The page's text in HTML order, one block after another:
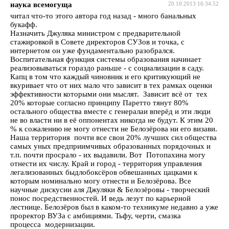
20.10.2013 16:34:52
наука всемогуща
читал что-то этого автора год назад - много банальных
букафф.
Назначить Джуляка министром с предварительной
стажировкой в Совете директоров СУЗов и точка, с
интернетом он уже фундаментально разобрался.
Воспитательная функция системы образования начинает
реализовываться гораздо раньше - с социализации в саду.
Капц в том что каждый чиновник и его критикующий не
вкуривает что от них мало что зависит в тех рамках оценки
эффективности которыми они мыслят. Зависит всё от тех
20% которые согласно принципу Паретто тянут 80%
остального общества вместе с генералаи вперёд и эти люди
не во власти ни в её оппонентах никогда не будут. К этим 20
% к сожалению не могу отнести не Белозёрова ни его визави.
Наша территория почти все свои 20% лучших сил общества
самых уных предприимчивых образованных порядочных и
т.п. почти просрало - их выдавили. Вот Потопахина могу
отнести их числу. Край и город - территория управления
легализованных быдлобоксёров обвешанных цацками к
которым номинально могу отнести и Белозёрова. Все
научные дискусии аля Джуляки & Белозёровы - творческий
понос посредственностей. И ведь лезут по карьерной
лестнице. Белозёров был в каком-то техникуме недавно а уже
проректор ВУЗа с амбициями. Тьфу, черти, смазка
процесса модернизации.